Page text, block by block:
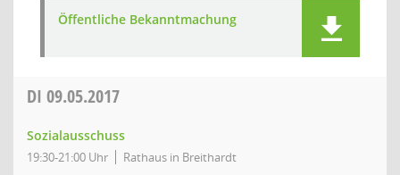
Öffentliche Bekanntmachung
DI 09.05.2017
Sozialausschuss
19:30-21:00 Uhr Rathaus in Breithardt